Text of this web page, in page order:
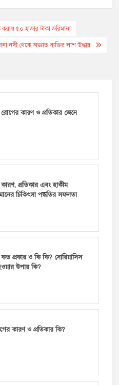
৫০ হাজার টাকা জরিমানা
নদী থেকে অজ্ঞাত ব্যক্তির লাশ উদ্ধার
রোগের কারণ ও প্রতিকার জেনে
প্রতিকার এবং হাকীম
চিকিৎসা পদ্ধতির সফলতা
কত প্রকার ও কি কি? সোরিয়াসিস
উপায় কি?
কারণ ও প্রতিকার কি?